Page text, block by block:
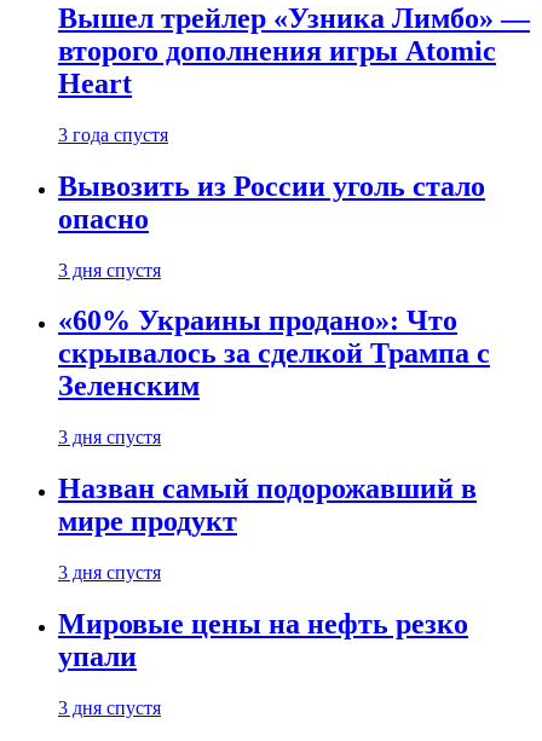
Вышел трейлер «Узника Лимбо» —
второго дополнения игры Atomic
Heart
3 года спустя
Вывозить из России уголь стало
опасно
3 дня спустя
«60% Украины продано»: Что
скрывалось за сделкой Трампа с
Зеленским
3 дня спустя
Назван самый подорожавший в
мире продукт
3 дня спустя
Мировые цены на нефть резко
упали
3 дня спустя